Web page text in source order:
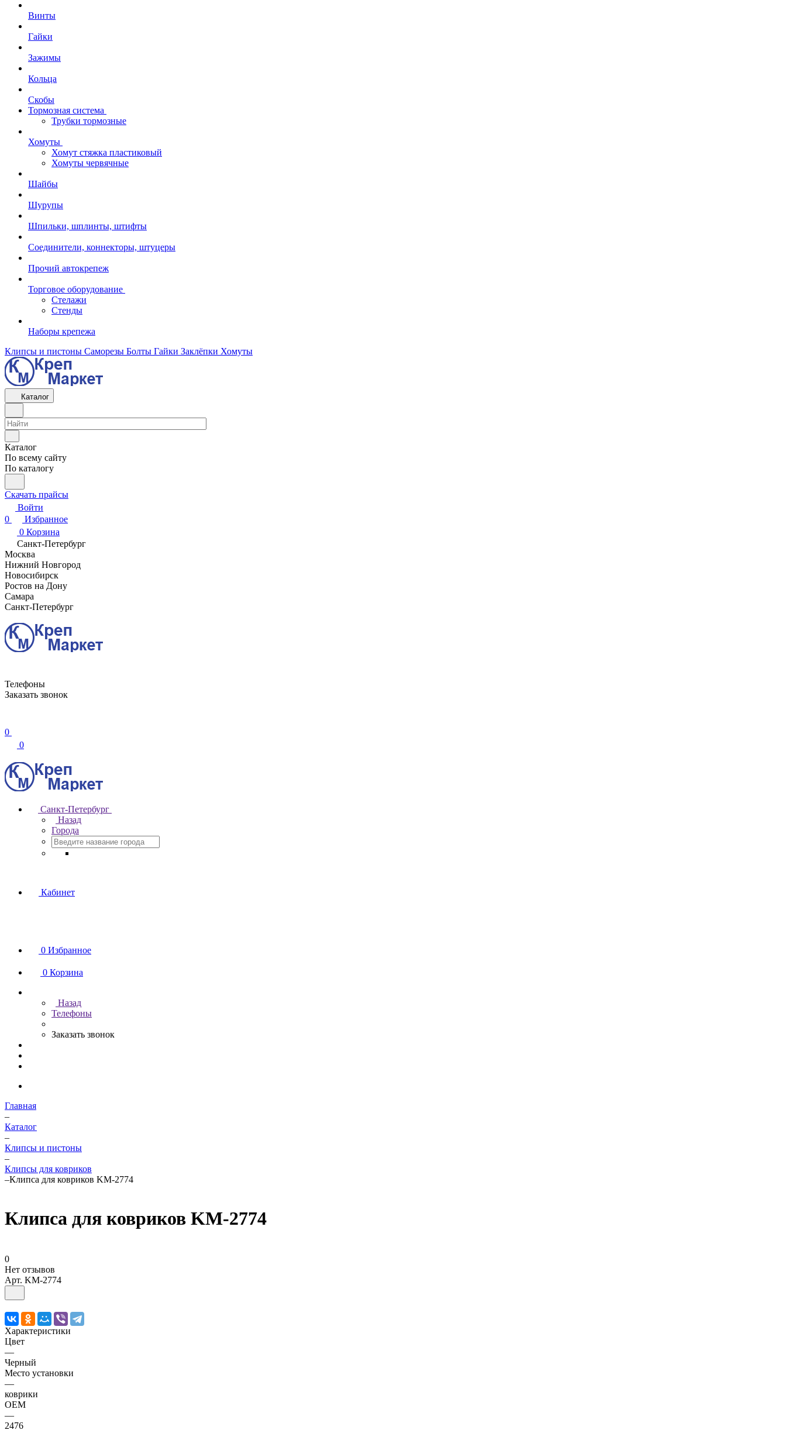
Винты
Гайки
Зажимы
Кольца
Скобы
Тормозная система
Трубки тормозные
Хомуты
Хомут стяжка пластиковый
Хомуты червячные
Шайбы
Шурупы
Шпильки, шплинты, штифты
Соединители, коннекторы, штуцеры
Прочий автокрепеж
Торговое оборудование
Стелажи
Стенды
Наборы крепежа
Клипсы и пистоны Саморезы Болты Гайки Заклёпки Хомуты
Каталог
Каталог
По всему сайту
По каталогу
Скачать прайсы
Войти
0
Избранное
0 Корзина
Санкт-Петербург
Москва
Нижний Новгород
Новосибирск
Ростов на Дону
Самара
Санкт-Петербург
Телефоны
Заказать звонок
0
0
Санкт-Петербург
Назад
Города
Кабинет
0 Избранное
0 Корзина
Назад
Телефоны
Заказать звонок
Главная
–
Каталог
–
Клипсы и пистоны
–
Клипсы для ковриков
–Клипса для ковриков KM-2774
Клипса для ковриков KM-2774
0
Нет отзывов
Арт. KM-2774
Характеристики
Цвет
—
Черный
Место установки
—
коврики
OEM
—
2476